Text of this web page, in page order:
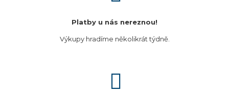
Platby u nás nereznou!
Výkupy hradíme několikrát týdně.